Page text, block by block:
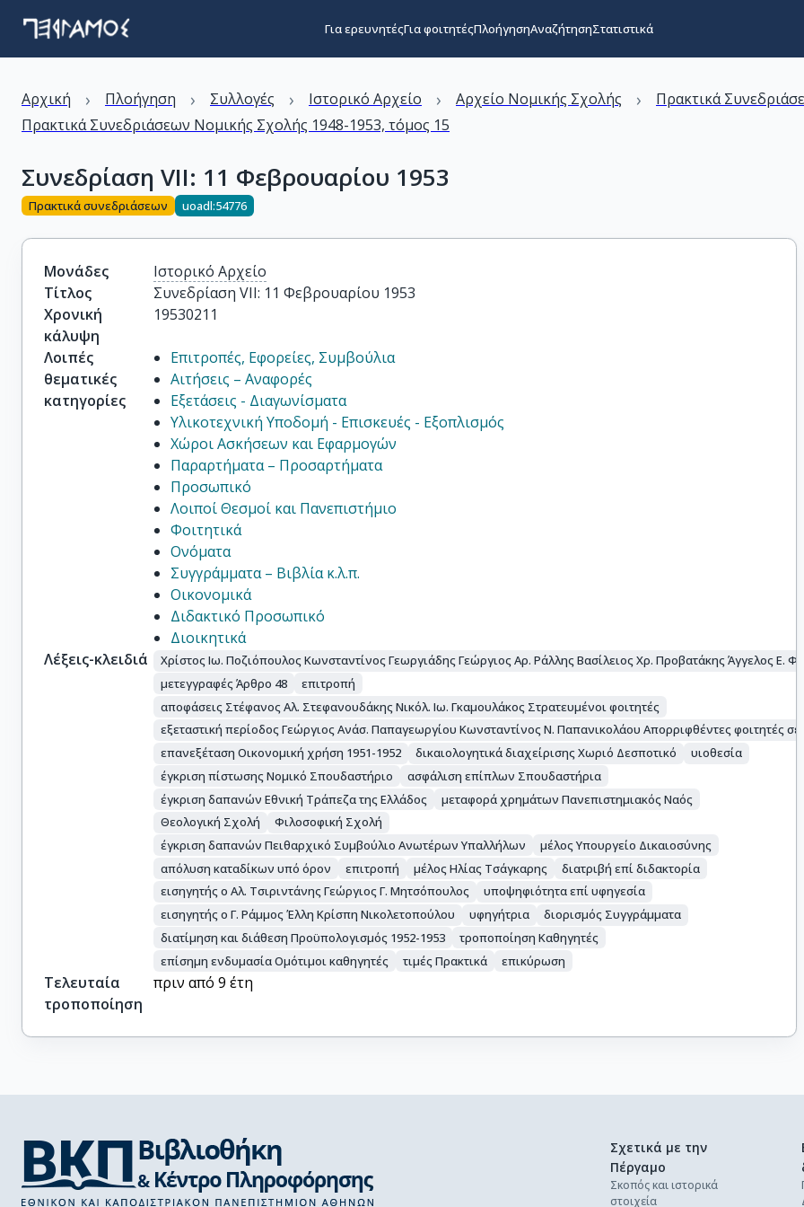
Για ερευνητέςΓια φοιτητέςΠλοήγησηΑναζήτησηΣτατιστικά
Αρχική › Πλοήγηση › Συλλογές › Ιστορικό Αρχείο › Αρχείο Νομικής Σχολής › Πρακτικά
Πρακτικά Συνεδριάσεων Νομικής Σχολής 1948-1953, τόμος 15
Συνεδρίαση VΙΙ: 11 Φεβρουαρίου 1953
Πρακτικά συνεδριάσεων uoadl:54776
Μονάδες
Ιστορικό Αρχείο
Τίτλος
Συνεδρίαση VΙΙ: 11 Φεβρουαρίου 1953
Χρονική
κάλυψη
19530211
Λοιπές
θεματικές
κατηγορίες
Επιτροπές, Εφορείες, Συμβούλια
Αιτήσεις – Αναφορές
Εξετάσεις - Διαγωνίσματα
Υλικοτεχνική Υποδομή - Επισκευές - Εξοπλισμός
Χώροι Ασκήσεων και Εφαρμογών
Παραρτήματα – Προσαρτήματα
Προσωπικό
Λοιποί Θεσμοί και Πανεπιστήμιο
Φοιτητικά
Ονόματα
Συγγράμματα – Βιβλία κ.λ.π.
Οικονομικά
Διδακτικό Προσωπικό
Διοικητικά
Λέξεις-κλειδιά
Χρίστος Ιω. Ποζιόπουλος Κωνσταντίνος Γεωργιάδης Γεώργιος Αρ. Ράλλης Βασίλειος Χρ. Προβατάκης Άγγελος Ε.
μετεγγραφές Άρθρο 48
επιτροπή
αποφάσεις Στέφανος Αλ. Στεφανουδάκης Νικόλ. Ιω. Γκαμουλάκος Στρατευμένοι φοιτητές
εξεταστική περίοδος Γεώργιος Ανάσ. Παπαγεωργίου Κωνσταντίνος Ν. Παπανικολάου Απορριφθέντες φοιτητές σε
επανεξέταση Οικονομική χρήση 1951-1952
δικαιολογητικά διαχείρισης Χωριό Δεσποτικό
υιοθεσία
έγκριση πίστωσης Νομικό Σπουδαστήριο
ασφάλιση επίπλων Σπουδαστήρια
έγκριση δαπανών Εθνική Τράπεζα της Ελλάδος
μεταφορά χρημάτων Πανεπιστημιακός Ναός
Θεολογική Σχολή
Φιλοσοφική Σχολή
έγκριση δαπανών Πειθαρχικό Συμβούλιο Ανωτέρων Υπαλλήλων
μέλος Υπουργείο Δικαιοσύνης
απόλυση καταδίκων υπό όρον
επιτροπή μέλος Ηλίας Τσάγκαρης
διατριβή επί διδακτορία
εισηγητής ο Αλ. Τσιριντάνης Γεώργιος Γ. Μητσόπουλος
υποψηφιότητα επί υφηγεσία
εισηγητής ο Γ. Ράμμος Έλλη Κρίσπη Νικολετοπούλου
υφηγήτρια
διορισμός Συγγράμματα
διατίμηση και διάθεση Προϋπολογισμός 1952-1953
τροποποίηση Καθηγητές
επίσημη ενδυμασία Ομότιμοι καθηγητές
τιμές Πρακτικά επικύρωση
Τελευταία
τροποποίηση
πριν από 9 έτη
Σχετικά με την
Πέργαμο
Σκοπός και ιστορικά
στοιχεία